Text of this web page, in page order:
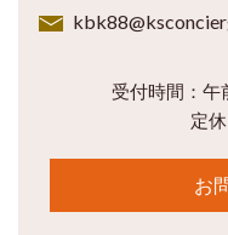
受付時間：午
定
お